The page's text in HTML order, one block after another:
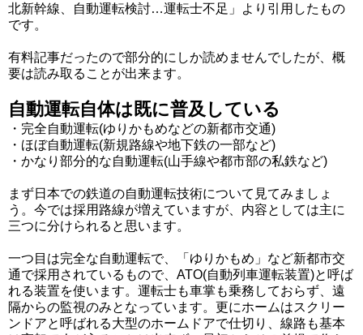
北新幹線、自動運転検討…運転士不足」より引用したもの
です。
有料記事だったので部分的にしか読めませんでしたが、概
要は読み取ることが出来ます。
自動運転自体は既に普及している
・完全自動運転(ゆりかもめなどの新都市交通)
・ほぼ自動運転(新規路線や地下鉄の一部など)
・かなり部分的な自動運転(山手線や都市部の私鉄など)
まず日本での鉄道の自動運転技術について見てみましょ
う。今では採用路線が増えていますが、内容としては主に
三つに分けられると思います。
一つ目は完全な自動運転で、「ゆりかもめ」など新都市交
通で採用されているもので、ATO(自動列車運転装置)と呼ば
れる装置を使います。運転士も車掌も乗務しておらず、遠
隔からの監視のみとなっています。更にホームはスクリー
ンドアと呼ばれる大型のホームドアで仕切り、線路も基本